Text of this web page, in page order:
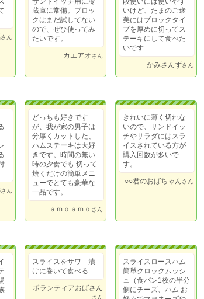
さん
蔵庫に常備。ブロッ
クはまだ試してない
ので、ぜひ使ってみ
たいです。
カエアオさん
いけど、たまのご褒
美にはブロックタイ
プを厚めに切ってス
テーキにして食べた
いです
かみさんずさん
さん
どっちも好きです
が、我が家の男子は
分厚くカットした、
ハムステーキは大好
きです。時間の無い
時の夕食でも 切って
焼くだけの簡単メニ
ューでとても豪華な
一品です。
ａｍｏａｍｏ さん
きれいに薄く切れな
いので、サンドイッ
チやサラダにはスラ
イスされている方が
購入回数が多いで
す。
○○君のおばちゃんさん
スライスをサワ―漬
けに巻いて食べる
ボランティアおばさん
さん
スライスロースハム
簡単クロックムッシ
ュ（食パン1枚の半分
側にチーズ、ハム お